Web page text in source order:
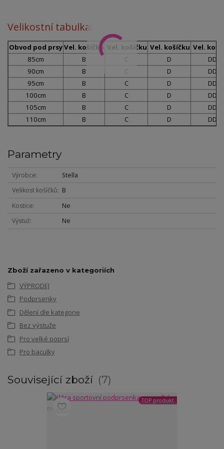
Velikostní tabulka:
Obvod pod prsyVel. košíčku Vel. košíčku Vel. košíčku Vel.
85cm
B C D
DD
90cm
B C D
DD
95cm
B C D
DD
100cm
B C D
DD
105cm
B C D
DD
110cm
B C D DD
Parametry
Výrobce
Stella
Velikost košíčků
B
Kostice
Ne
Výstuž
Ne
Zboží zařazeno v kategoriích
VÝPRODEJ
Podprsenky
Dělení dle kategorie
Bez výstuže
Pro velké poprsí
Pro baculky
Související zboží 7
TOP produkt